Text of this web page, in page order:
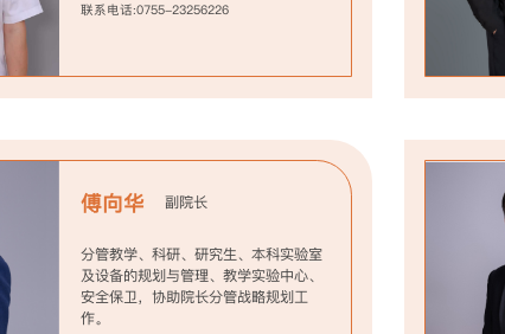
联系电话:0755-23256226
傅向华 副院长
分管教学、科研、研究生、本科实验室
及设备的规划与管理、教学实验中心、
安全保卫，协助院长分管战略规划工
作。